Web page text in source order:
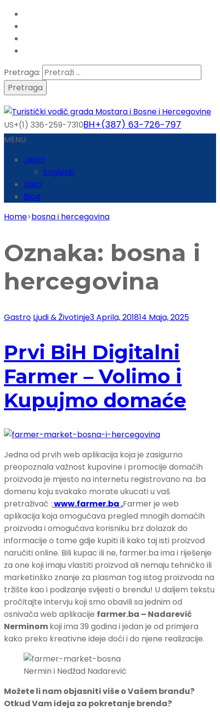
Pretraga:
US+(1) 336-259-7310BH+(387) 63-726-797
MENU
Jezici
Engleski
Izleti
Blog
Home>bosna i hercegovina
Oznaka: bosna i
hercegovina
Gastro Ljudi & Životinje3 Aprila, 201814 Maja, 2025
Prvi BiH Digitalni
Farmer – Volimo i
Kupujmo domaće
Jedna od prvih web aplikacija koja je zasigurno
preopoznala važnost kupovine i promocije domaćih
proizvoda je mjesto na internetu registrovano na .ba
domenu koju svakako morate ukucati u vaš
pretraživač : www.farmer.ba .Farmer je web
aplikacija koja omogućava pregled mnogih domaćih
proizvoda i omogučava korisniku brz dolazak do
informacije o tome gdje kupiti ili kako taj isti proizvod
naručiti online. Bili kupac ili ne, farmer.ba ima i riješenje
za one koji imaju vlastiti proizvod ali nemaju tehničko ili
marketinško znanje za plasman tog istog proizvoda na
tržište kao i podizanje svijesti o brendu! U daljem tekstu
pročitajte intervju koji smo obavili sa jednim od
osnivača web aplikacije farmer.ba – Nadarević
Nerminomkoji ima 39 godina i jedan je od primjera
kako preko kreativne ideje doći i do njene realizacije.
Nermin i Nedžad Nadarević
Možete li nam objasniti više o Vašem brandu?
Otkud Vam ideja za pokretanje brenda?